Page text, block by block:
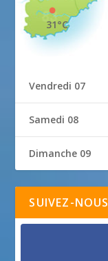
31°C
Vendredi 07
Samedi 08
Dimanche 09
SUIVEZ-NOUS